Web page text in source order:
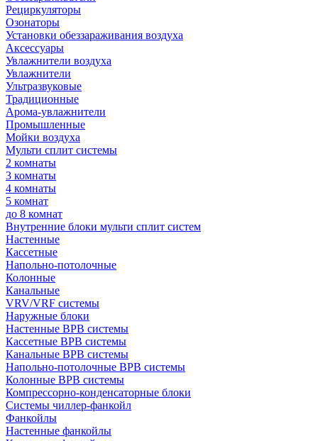
Рециркуляторы
Озонаторы
Установки обеззараживания воздуха
Аксессуары
Увлажнители воздуха
Увлажнители
Ультразвуковые
Традиционные
Арома-увлажнители
Промышленные
Мойки воздуха
Мульти сплит системы
2 комнаты
3 комнаты
4 комнаты
5 комнат
до 8 комнат
Внутренние блоки мульти сплит систем
Настенные
Кассетные
Напольно-потолочные
Колонные
Канальные
VRV/VRF системы
Наружные блоки
Настенные ВРВ системы
Кассетные ВРВ системы
Канальные ВРВ системы
Напольно-потолочные ВРВ системы
Колонные ВРВ системы
Компрессорно-конденсаторные блоки
Системы чиллер-фанкойл
Фанкойлы
Настенные фанкойлы